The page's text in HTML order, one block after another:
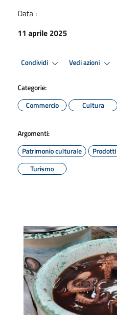
Data :
11 aprile 2025
Condividi Vedi azioni
Categorie:
Commercio
Cultura
Argomenti:
Patrimonio culturale
Turismo